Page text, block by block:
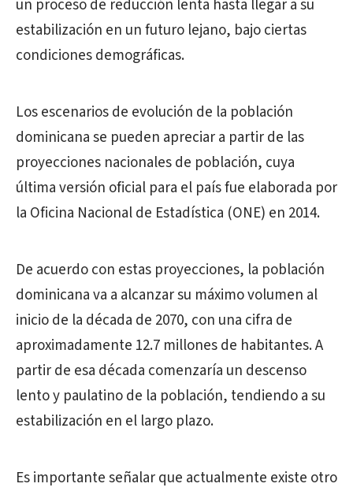
un proceso de reducción lenta hasta llegar a su
estabilización en un futuro lejano, bajo ciertas
condiciones demográficas.
Los escenarios de evolución de la población
dominicana se pueden apreciar a partir de las
proyecciones nacionales de población, cuya
última versión oficial para el país fue elaborada por
la Oficina Nacional de Estadística (ONE) en 2014.
De acuerdo con estas proyecciones, la población
dominicana va a alcanzar su máximo volumen al
inicio de la década de 2070, con una cifra de
aproximadamente 12.7 millones de habitantes. A
partir de esa década comenzaría un descenso
lento y paulatino de la población, tendiendo a su
estabilización en el largo plazo.
Es importante señalar que actualmente existe otro